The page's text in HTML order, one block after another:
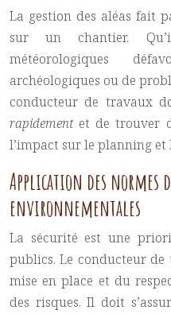
La gestion des aléas fait
sur un chantier.
météorologiques
archéologiques ou de
conducteur de travaux
rapidement et de trouver
l’impact sur le planning et
Application des normes
environnementales
La sécurité est une
publics. Le conducteur
mise en place et du
des risques. Il doit